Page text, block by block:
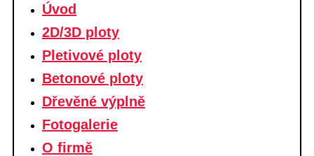
Úvod
2D/3D ploty
Pletivové ploty
Betonové ploty
Dřevěné výplně
Fotogalerie
O firmě